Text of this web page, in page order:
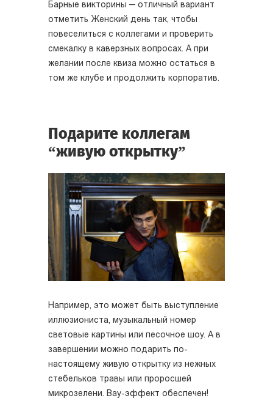
Барные викторины — отличный вариант
отметить Женский день так, чтобы
повеселиться с коллегами и проверить
смекалку в каверзных вопросах. А при
желании после квиза можно остаться в
том же клубе и продолжить корпоратив.
Подарите коллегам
“живую открытку”
Например, это может быть выступление
иллюзиониста, музыкальный номер
световые картины или песочное шоу. А в
завершении можно подарить по-
настоящему живую открытку из нежных
стебельков травы или проросшей
микрозелени. Вау-эффект обеспечен!